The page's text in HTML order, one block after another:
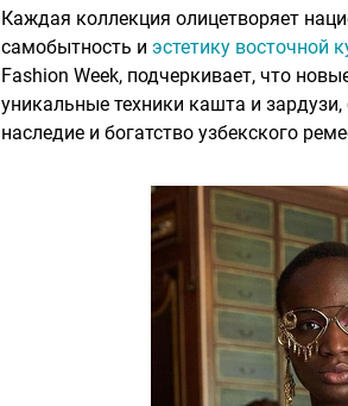
Каждая коллекция олицетворяет
самобытность и эстетику восточной
Fashion Week, подчеркивает, что
уникальные техники кашта и
наследие и богатство узбекского